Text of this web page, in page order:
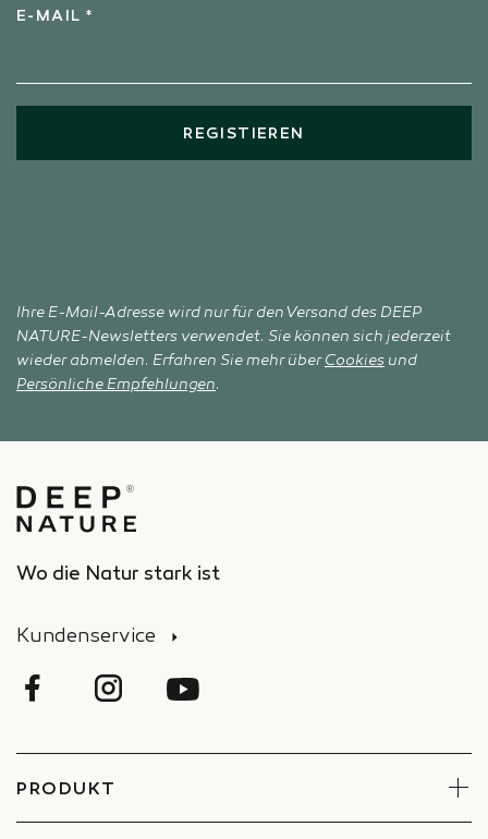
E-MAIL *
REGISTIEREN
Ihre E-Mail-Adresse wird nur für den Versand des DEEP
NATURE-Newsletters verwendet. Sie können sich jederzeit
wieder abmelden. Erfahren Sie mehr überCookies und
Persönliche Empfehlungen.
Wo die Natur stark ist
Kundenservice
PRODUKT
Gesicht